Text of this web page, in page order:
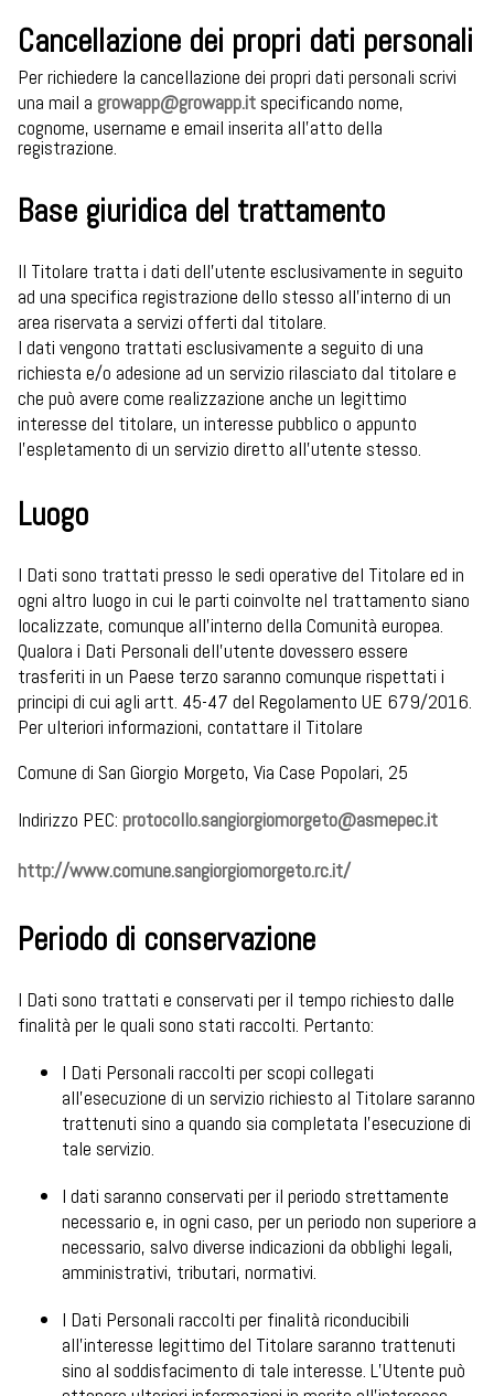
Cancellazione dei propri dati personali
Per richiedere la cancellazione dei propri dati personali scrivi
una mail a growapp@growapp.it specificando nome,
cognome, username e email inserita all’atto della
registrazione.
Base giuridica del trattamento
Il Titolare tratta i dati dell’utente esclusivamente in seguito
ad una specifica registrazione dello stesso all’interno di un
area riservata a servizi offerti dal titolare.
I dati vengono trattati esclusivamente a seguito di una
richiesta e/o adesione ad un servizio rilasciato dal titolare e
che può avere come realizzazione anche un legittimo
interesse del titolare, un interesse pubblico o appunto
l’espletamento di un servizio diretto all’utente stesso.
Luogo
I Dati sono trattati presso le sedi operative del Titolare ed in
ogni altro luogo in cui le parti coinvolte nel trattamento siano
localizzate, comunque all’interno della Comunità europea.
Qualora i Dati Personali dell’utente dovessero essere
trasferiti in un Paese terzo saranno comunque rispettati i
principi di cui agli artt. 45-47 del Regolamento UE 679/2016.
Per ulteriori informazioni, contattare il Titolare
Comune di San Giorgio Morgeto, Via Case Popolari, 25
Indirizzo PEC: protocollo.sangiorgiomorgeto@asmepec.it
http://www.comune.sangiorgiomorgeto.rc.it/
Periodo di conservazione
I Dati sono trattati e conservati per il tempo richiesto dalle
finalità per le quali sono stati raccolti. Pertanto:
I Dati Personali raccolti per scopi collegati
all’esecuzione di un servizio richiesto al Titolare saranno
trattenuti sino a quando sia completata l’esecuzione di
tale servizio.
I dati saranno conservati per il periodo strettamente
necessario e, in ogni caso, per un periodo non superiore a
necessario, salvo diverse indicazioni da obblighi legali,
amministrativi, tributari, normativi.
I Dati Personali raccolti per finalità riconducibili
all’interesse legittimo del Titolare saranno trattenuti
sino al soddisfacimento di tale interesse. L’Utente può